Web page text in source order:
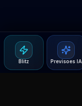
Blitz Previsoes IA